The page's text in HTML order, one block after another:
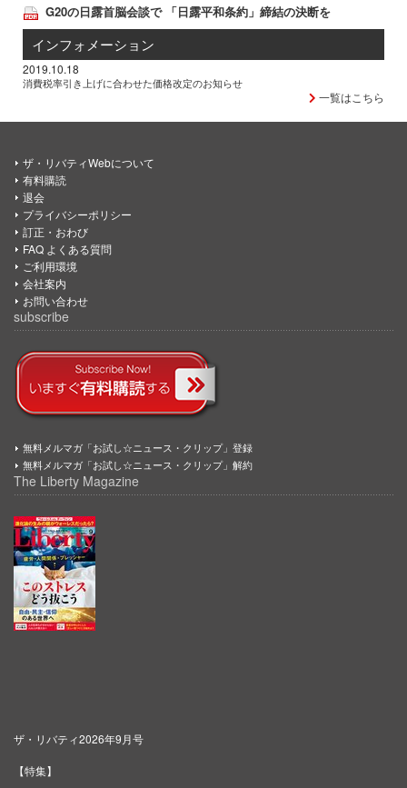
G20の日露首脳会談で 「日露平和条約」締結の決断を
インフォメーション
2019.10.18
消費税率引き上げに合わせた価格改定のお知らせ
一覧はこちら
ザ・リバティWebについて
有料購読
退会
プライバシーポリシー
訂正・おわび
FAQ よくある質問
ご利用環境
会社案内
お問い合わせ
subscribe
無料メルマガ「お試し☆ニュース・クリップ」登録
無料メルマガ「お試し☆ニュース・クリップ」解約
The Liberty Magazine
ザ・リバティ2026年9月号
【特集】